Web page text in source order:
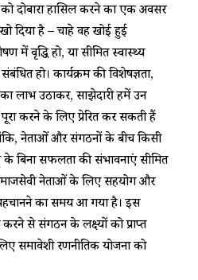
को दोबारा हासिल करने का एक अवसर
दिया है – चाहे वह खोई हुई
में वृद्धि हो, या सीमित स्वास्थ्य
हो। कार्यक्रम की विशेषज्ञता,
लाभ उठाकर, साझेदारी हमें उन
करने के लिए प्रेरित कर सकती हैं
नेताओं और संगठनों के बीच किसी
के बिना सफलता की संभावनाएं सीमित
नेताओं के लिए सहयोग और
का समय आ गया है। इस
से संगठन के लक्ष्यों को प्राप्त
समावेशी रणनीतिक योजना को